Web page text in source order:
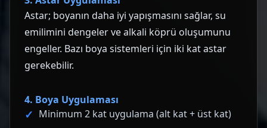
Astar; boyanın daha iyi yapışmasını sağlar, su
emilimini dengeler ve alkali köprü oluşumunu
engeller. Bazı boya sistemleri için iki kat astar
gerekebilir.
4. Boya Uygulaması
Minimum 2 kat uygulama (alt kat + üst kat)